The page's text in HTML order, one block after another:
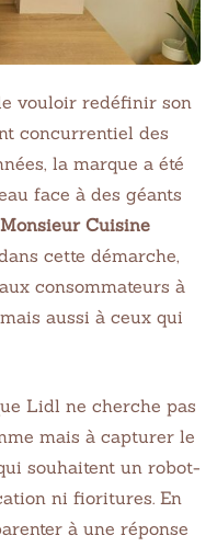
vouloir redéfinir son
concurrentiel des
la marque a été
face à des géants
Monsieur Cuisine
cette démarche,
consommateurs à
aussi à ceux qui
Lidl ne cherche pas
mais à capturer le
souhaitent un robot-
ni fioritures. En
à une réponse